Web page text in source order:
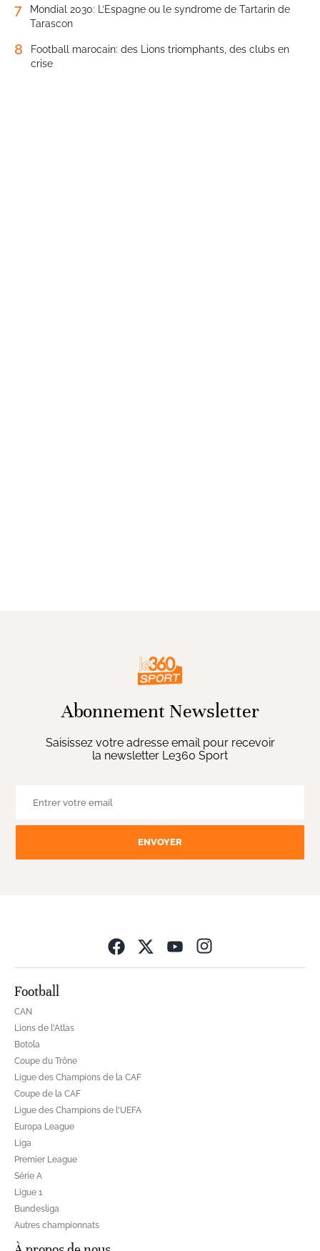
7
Mondial 2030: L’Espagne ou le syndrome de Tartarin de
Tarascon
8
Football marocain: des Lions triomphants, des clubs en
crise
Abonnement Newsletter
Saisissez votre adresse email pour recevoir
la newsletter Le360 Sport
ENVOYER
Football
CAN
Lions de l'Atlas
Botola
Coupe du Trône
Ligue des Champions de la CAF
Coupe de la CAF
Ligue des Champions de l'UEFA
Europa League
Liga
Premier League
Série A
Ligue 1
Bundesliga
Autres championnats